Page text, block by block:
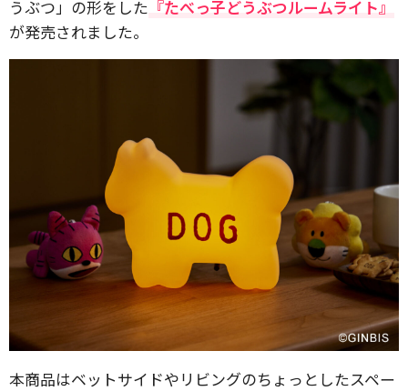
うぶつ」の形をした 『たべっ子どうぶつルームライト』
が発売されました。
本商品はベットサイドやリビングのちょっとしたスペー